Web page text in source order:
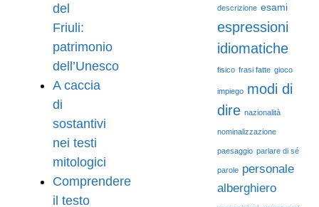
del
Friuli:
patrimonio
dell’Unesco
A caccia
di
sostantivi
nei testi
mitologici
Comprendere
il testo
descrizione esami
espressioni
idiomatiche
fisico frasi fatte gioco
impiego modi di
dire nazionalità
nominalizzazione
paesaggio parlare di sé
parole personale
alberghiero